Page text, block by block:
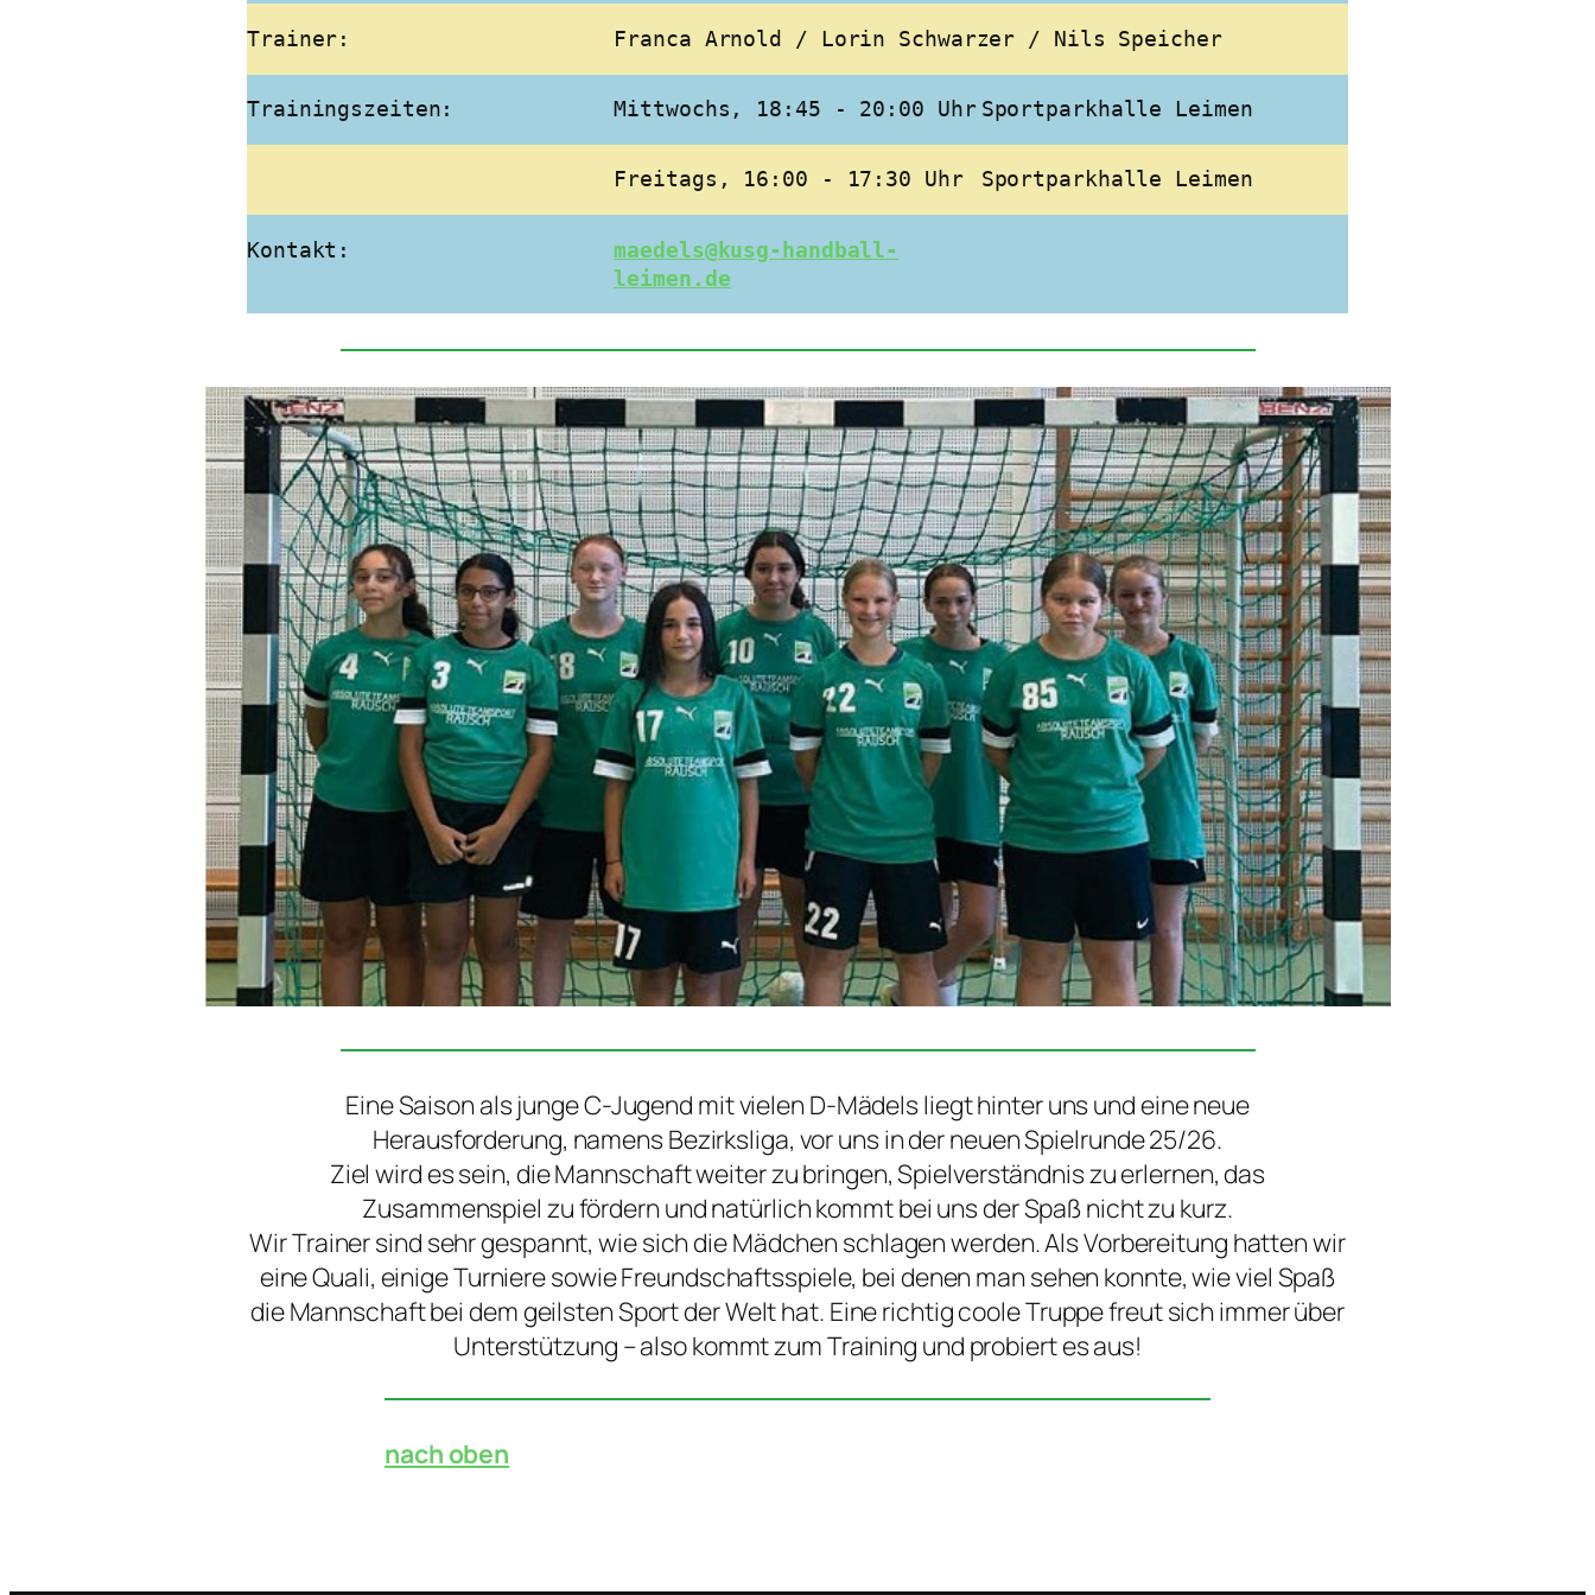
Trainer: Franca Arnold / Lorin Schwarzer / Nils Speicher
Trainingszeiten: Mittwochs, 18:45 - 20:00 Uhr Sportparkhalle Leimen
Freitags, 16:00 - 17:30 Uhr Sportparkhalle Leimen
Kontakt:
maedels@kusg-handball-
leimen.de
Eine Saison als junge C-Jugend mit vielen D-Mädels liegt hinter uns und eine neue
Herausforderung, namens Bezirksliga, vor uns in der neuen Spielrunde 25/26.
Ziel wird es sein, die Mannschaft weiter zu bringen, Spielverständnis zu erlernen, das
Zusammenspiel zu fördern und natürlich kommt bei uns der Spaß nicht zu kurz.
Wir Trainer sind sehr gespannt, wie sich die Mädchen schlagen werden. Als Vorbereitung hatten wir
eine Quali, einige Turniere sowie Freundschaftsspiele, bei denen man sehen konnte, wie viel Spaß
die Mannschaft bei dem geilsten Sport der Welt hat. Eine richtig coole Truppe freut sich immer über
Unterstützung – also kommt zum Training und probiert es aus!
nach oben